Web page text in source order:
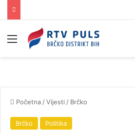
Izbornik
Početna /Vijesti / Brčko
Brčko Politika